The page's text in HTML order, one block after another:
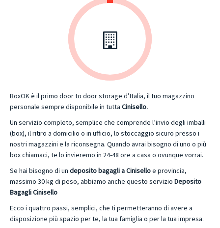
BoxOK è il primo door to door storage d’Italia, il tuo magazzino
personale sempre disponibile in tutta Cinisello.
Un servizio completo, semplice che comprende l’invio degli imballi
(box), il ritiro a domicilio o in ufficio, lo stoccaggio sicuro presso i
nostri magazzini e la riconsegna. Quando avrai bisogno di uno o più
box chiamaci, te lo invieremo in 24-48 ore a casa o ovunque vorrai.
Se hai bisogno di un deposito bagagli a Ciniselloe provincia,
massimo 30 kg di peso, abbiamo anche questo servizio Deposito
Bagagli Cinisello
Ecco i quattro passi, semplici, che ti permetteranno di avere a
disposizione più spazio per te, la tua famiglia o per la tua impresa.